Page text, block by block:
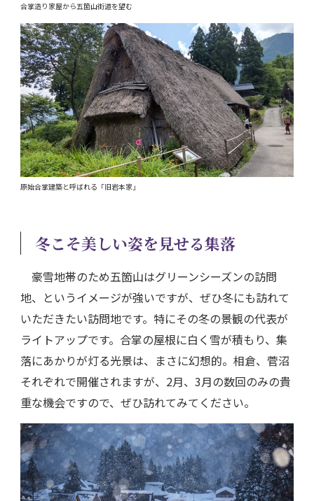
合掌造り家屋から五箇山街道を望む
原始合掌建築と呼ばれる「旧岩本家」
冬こそ美しい姿を見せる集落
豪雪地帯のため五箇山はグリーンシーズンの訪問
地、というイメージが強いですが、ぜひ冬にも訪れて
いただきたい訪問地です。特にその冬の景観の代表が
ライトアップです。合掌の屋根に白く雪が積もり、集
落にあかりが灯る光景は、まさに幻想的。相倉、菅沼
それぞれで開催されますが、2月、3月の数回のみの貴
重な機会ですので、ぜひ訪れてみてください。